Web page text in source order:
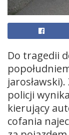
Do tragedii
policji
kierujący
cofania